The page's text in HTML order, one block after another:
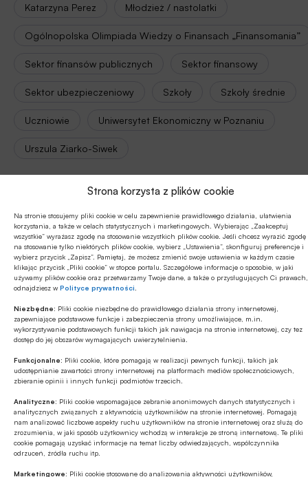
Strona korzysta z plików cookie
Na stronie stosujemy pliki cookie w celu zapewnienie prawidłowego działania, ułatwienia
korzystania, a także w celach statystycznych i marketingowych. Wybierając „Zaakceptuj
wszystkie” wyrażasz zgodę na stosowanie wszystkich plików cookie. Jeśli chcesz wyrazić zgodę
na stosowanie tylko niektórych plików cookie, wybierz „Ustawienia”, skonfiguruj preferencje i
wybierz przycisk „Zapisz”. Pamiętaj, że możesz zmienić swoje ustawienia w każdym czasie
klikając przycisk „Pliki cookie” w stopce portalu. Szczegółowe informacje o sposobie, w jaki
używamy plików cookie oraz przetwarzamy Twoje dane, a także o przysługujących Ci prawach,
odnajdziesz wPolityce prywatności
Niezbędne: Pliki cookie niezbędne do prawidłowego działania strony internetowej,
zapewniające podstawowe funkcje i zabezpieczenia strony umożliwiające, m.in.
wykorzystywanie podstawowych funkcji takich jak nawigacja na stronie internetowej, czy tez
dostęp do jej obszarów wymagających uwierzytelnienia.
Funkcjonalne: Pliki cookie, które pomagają w realizacji pewnych funkcji, takich jak
udostępnianie zawartości strony internetowej na platformach mediów społecznościowych,
zbieranie opinii i innych funkcji podmiotów trzecich.
Analityczne: Pliki cookie wspomagające zebranie anonimowych danych statystycznych i
analitycznych związanych z aktywnością użytkowników na stronie internetowej. Pomagają
nam analizować liczbowe aspekty ruchu użytkowników na stronie internetowej oraz służą do
zrozumienia, w jaki sposób użytkownicy wchodzą w interakcje ze stroną internetową. Te pliki
cookie pomagają uzyskać informacje na temat liczby odwiedzających, współczynnika
odrzuceń, źródła ruchu itp.
Marketingowe: Pliki cookie stosowane do analizowania aktywności użytkowników,
Katarzyna Perez Młodzież / nastolatki
Ogólnopolska Olimpiada Wiedzy o Finansach „Finansomania”
Sektor finansów publicznych Sektor finansowy
Sektor ubezpieczeniowy Szkoły Szkoły średnie
Uczniowie Uniwersytet Ekonomiczny w Poznaniu
Urszula Ziarko-Siwek
Anna Warchlewska|Urszula Ziarko-Siwek
Źródło
Polecamy
MULTIMEDIA
Banki mogą bezpośrednio finansować
przemysł zbrojeniowy